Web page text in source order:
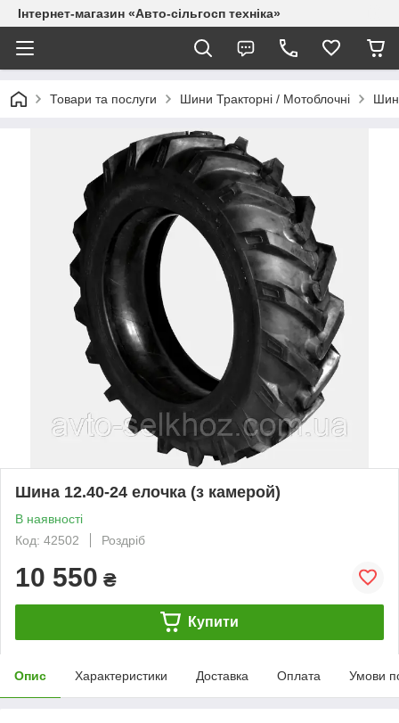
Інтернет-магазин «Авто-сільгосп техніка»
Товари та послуги Шини Тракторні / Мотоблочні
Шина 12.40-24 елочка (з камерой)
В наявності
Код: 42502
Роздріб
10 550 ₴
Купити
Опис Характеристики Доставка Оплата Умови